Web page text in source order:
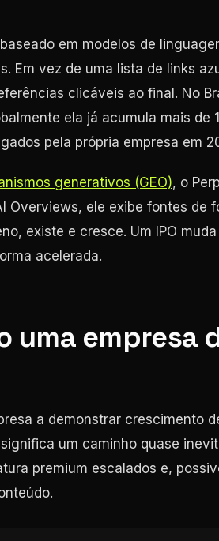
em modelos de
Em vez de uma lista de links
clicáveis ao final. No
ela já acumula mais de
pela própria empresa em
generativos (GEO), o
Overviews, ele exibe fontes de
existe e cresce. Um IPO
acelerada.
uma empresa
a demonstrar crescimento
um caminho quase
premium escalados e,